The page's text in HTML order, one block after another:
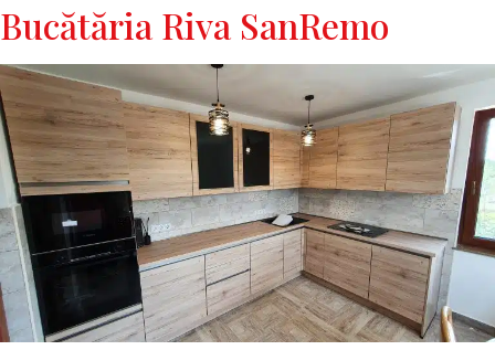
Bucătăria Riva SanRemo